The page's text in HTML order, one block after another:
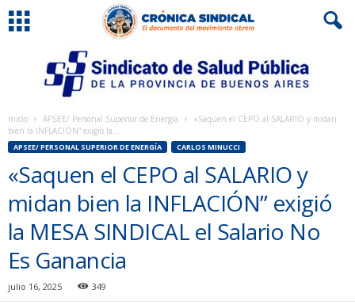
Inicio APSEE/ Personal Superior de Energía
«Saquen el CEPO al SALARIO y midan
bien la INFLACIÓN” exigió la...
APSEE/ PERSONAL SUPERIOR DE ENERGÍA CARLOS MINUCCI
«Saquen el CEPO al SALARIO y
midan bien la INFLACIÓN” exigió
la MESA SINDICAL el Salario No
Es Ganancia
julio 16, 2025 349